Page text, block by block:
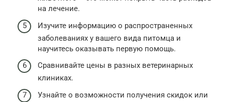
на лечение.
Изучите информацию о распространенных
заболеваниях у вашего вида питомца и
научитесь оказывать первую помощь.
Сравнивайте цены в разных ветеринарных
клиниках.
Узнайте о возможности получения скидок или